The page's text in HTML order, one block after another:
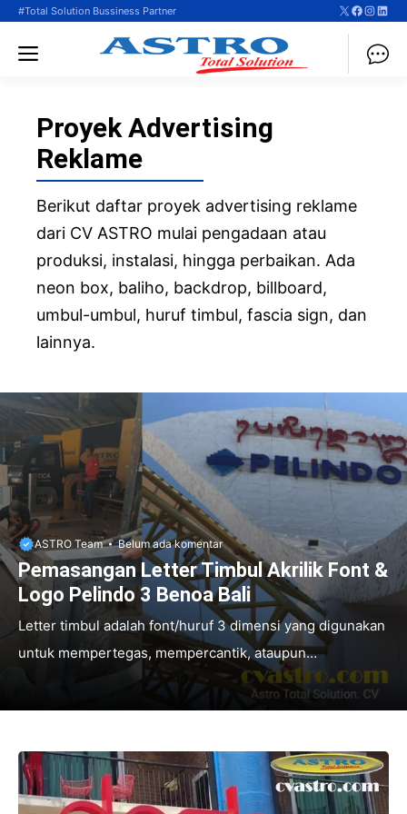
Langsung
#Total Solution Bussiness Partner X
Menu
Proyek Advertising
Reklame
Berikut daftar proyek advertising reklame
dari CV ASTRO mulai pengadaan atau
produksi, instalasi, hingga perbaikan. Ada
neon box, baliho, backdrop, billboard,
umbul-umbul, huruf timbul, fascia sign, dan
lainnya.
ASTRO Team Belum ada komentar
Pemasangan Letter Timbul Akrilik Font &
Logo Pelindo 3 Benoa Bali
Letter timbul adalah font/huruf 3 dimensi yang digunakan
untuk mempertegas, mempercantik, ataupun
memperindah visual sebuah brand/logo. Dengan letter
timbul, logo atau brand sebuah perusahaan akan terlihat
nama usahamu terkesan biasa-biasa saja? atau brandmu
terlihat biasa saja dimata orang awam? Tentu saja tidak